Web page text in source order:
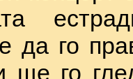
да го
ще го